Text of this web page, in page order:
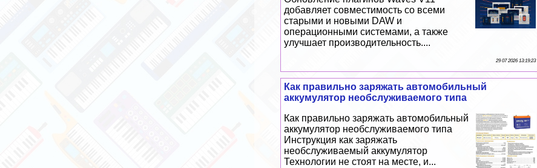
добавляет совместимость со всеми
старыми и новыми DAW и
операционными системами, а также
улучшает производительность....
29 07 2026 13:19:23
Как правильно заряжать автомобильный
аккумулятор необслуживаемого типа
Как правильно заряжать автомобильный
аккумулятор необслуживаемого типа
Инструкция как заряжать
необслуживаемый аккумулятор
Технологии не стоят на месте, и...